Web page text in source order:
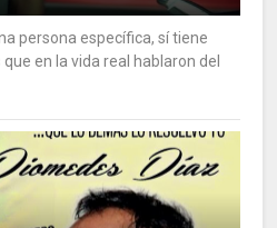
persona específica, sí tiene
en la vida real hablaron del